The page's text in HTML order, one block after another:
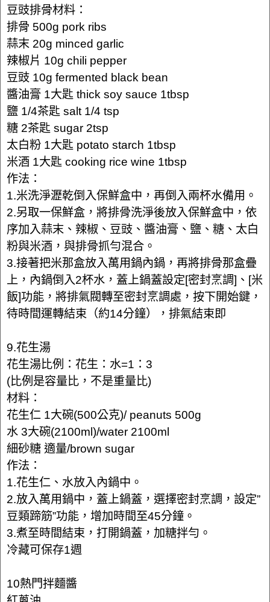
豆豉排骨材料：
排骨 500g pork ribs
蒜末 20g minced garlic
辣椒片 10g chili pepper
豆豉 10g fermented black bean
醬油膏 1大匙 thick soy sauce 1tbsp
鹽 1/4茶匙 salt 1/4 tsp
糖 2茶匙 sugar 2tsp
太白粉 1大匙 potato starch 1tbsp
米酒 1大匙 cooking rice wine 1tbsp
作法：
1.米洗淨瀝乾倒入保鮮盒中，再倒入兩杯水備用。
2.另取一保鮮盒，將排骨洗淨後放入保鮮盒中，依
序加入蒜末、辣椒、豆豉、醬油膏、鹽、糖、太白
粉與米酒，與排骨抓勻混合。
3.接著把米那盒放入萬用鍋內鍋，再將排骨那盒疊
上，內鍋倒入2杯水，蓋上鍋蓋設定[密封烹調]、[米
飯]功能，將排氣閥轉至密封烹調處，按下開始鍵，
待時間運轉結束（約14分鐘），排氣結束即
9.花生湯
花生湯比例：花生：水=1：3
(比例是容量比，不是重量比)
材料：
花生仁 1大碗(500公克)/ peanuts 500g
水 3大碗(2100ml)/water 2100ml
細砂糖 適量/brown sugar
作法：
1.花生仁、水放入內鍋中。
2.放入萬用鍋中，蓋上鍋蓋，選擇密封烹調，設定”
豆類蹄筋”功能，增加時間至45分鐘。
3.煮至時間結束，打開鍋蓋，加糖拌勻。
冷藏可保存1週
10熱門拌麵醬